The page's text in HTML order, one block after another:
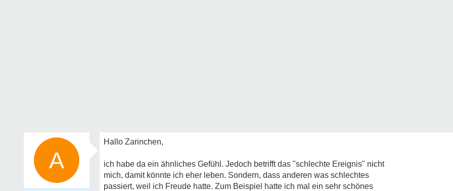
A
Hallo Zarinchen,
ich habe da ein ähnliches Gefühl. Jedoch betrifft das "schlechte Ereignis" nicht
mich, damit könnte ich eher leben. Sondern, dass anderen was schlechtes
passiert, weil ich Freude hatte. Zum Beispiel hatte ich mal ein sehr schönes